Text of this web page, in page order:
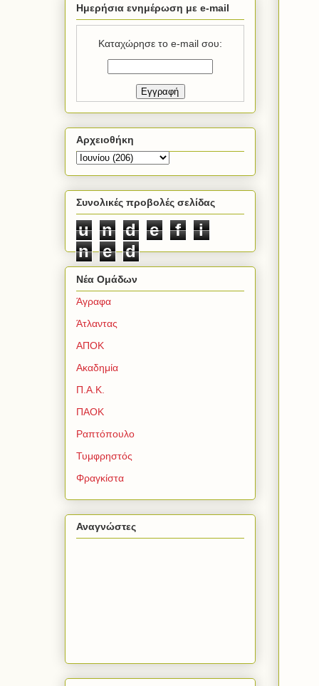
Ημερήσια ενημέρωση με e-mail
Καταχώρησε το e-mail σου:
Αρχειοθήκη
Συνολικές προβολές σελίδας
u n d e f
i
n
e d
Νέα Ομάδων
Άγραφα
Άτλαντας
ΑΠΟΚ
Ακαδημία
Π.Α.Κ.
ΠΑΟΚ
Ραπτόπουλο
Τυμφρηστός
Φραγκίστα
Αναγνώστες